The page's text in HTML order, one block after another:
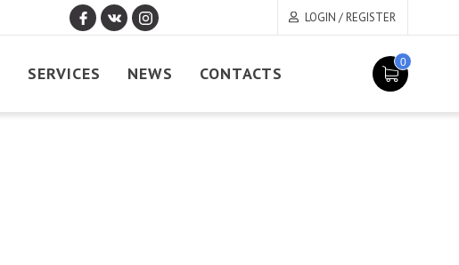
LOGIN / REGISTER
SERVICES NEWS CONTACTS
0